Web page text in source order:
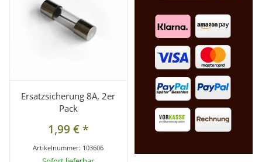
Ersatzsicherung 8A, 2er
Pack
1,99 €*
Artikelnummer: 103606